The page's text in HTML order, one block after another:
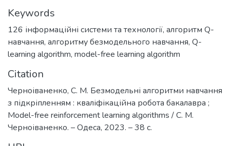
Keywords
126 інформаційні системи та технології, алгоритм Q-
навчання, алгоритму безмодельного навчання, Q-
learning algorithm, model-free learning algorithm
Citation
Черноіваненко, С. М. Безмодельні алгоритми навчання
з підкріпленням : кваліфікаційна робота бакалавра ;
Model-free reinforcement learning algorithms / С. М.
Черноіваненко. – Одеса, 2023. – 38 с.